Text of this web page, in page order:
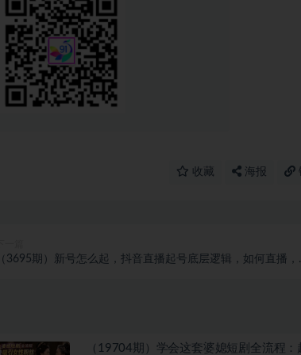
收藏 海报
（3695期）新号怎么起，抖音直播起号底层逻辑，如何直播，
（19704期）学会这套婆媳短剧全流程：